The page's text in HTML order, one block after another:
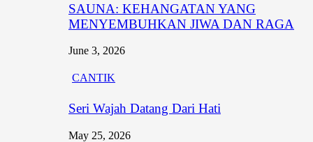
SAUNA: KEHANGATAN YANG
MENYEMBUHKAN JIWA DAN RAGA
June 3, 2026
CANTIK
Seri Wajah Datang Dari Hati
May 25, 2026